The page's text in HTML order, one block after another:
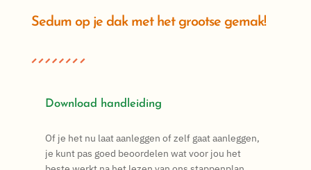
Sedum op je dak met het grootse gemak!
Download handleiding
Of je het nu laat aanleggen of zelf gaat aanleggen,
je kunt pas goed beoordelen wat voor jou het